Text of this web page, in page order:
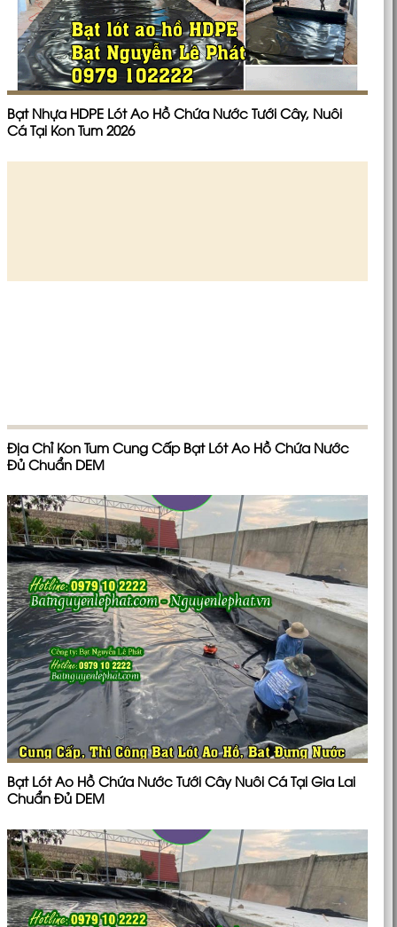
Bạt Nhựa HDPE Lót Ao Hồ Chứa Nước Tưới Cây, Nuôi
Cá Tại Kon Tum 2026
Địa Chỉ Kon Tum Cung Cấp Bạt Lót Ao Hồ Chứa Nước
Đủ Chuẩn DEM
Bạt Lót Ao Hồ Chứa Nước Tưới Cây Nuôi Cá Tại Gia Lai
Chuẩn Đủ DEM